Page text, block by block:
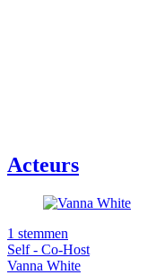
Acteurs
1 stemmen
Self - Co-Host
Vanna White